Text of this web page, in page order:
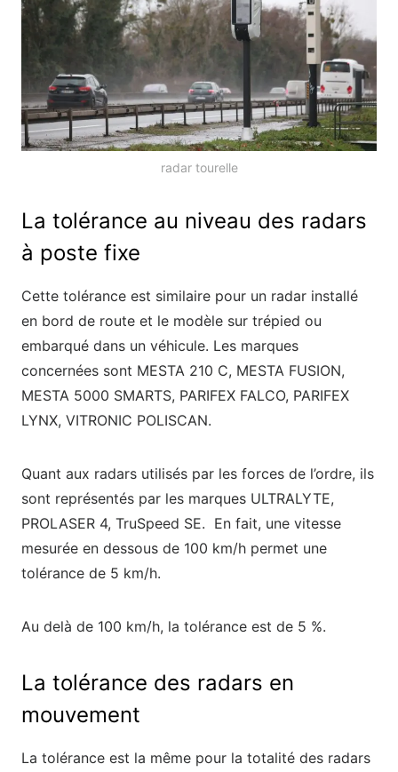
radar tourelle
La tolérance au niveau des radars
à poste fixe
Cette tolérance est similaire pour un radar installé
en bord de route et le modèle sur trépied ou
embarqué dans un véhicule. Les marques
concernées sont MESTA 210 C, MESTA FUSION,
MESTA 5000 SMARTS, PARIFEX FALCO, PARIFEX
LYNX, VITRONIC POLISCAN.
Quant aux radars utilisés par les forces de l’ordre, ils
sont représentés par les marques ULTRALYTE,
PROLASER 4, TruSpeed SE. En fait, une vitesse
mesurée en dessous de 100 km/h permet une
tolérance de 5 km/h.
Au delà de 100 km/h, la tolérance est de 5 %.
La tolérance des radars en
mouvement
La tolérance est la même pour la totalité des radars